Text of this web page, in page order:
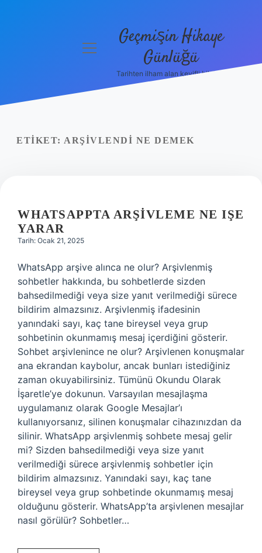
menüyü
Geçmişin Hikaye
Günlüğü
Tarihten ilham alan keyifli bilgiler!
ETIKET: ARŞIVLENDI NE DEMEK
WHATSAPPTA ARŞIVLEME NE IŞE
YARAR
Tarih: Ocak 21, 2025
WhatsApp arşive alınca ne olur? Arşivlenmiş
sohbetler hakkında, bu sohbetlerde sizden
bahsedilmediği veya size yanıt verilmediği sürece
bildirim almazsınız. Arşivlenmiş ifadesinin
yanındaki sayı, kaç tane bireysel veya grup
sohbetinin okunmamış mesaj içerdiğini gösterir.
Sohbet arşivlenince ne olur? Arşivlenen konuşmalar
ana ekrandan kaybolur, ancak bunları istediğiniz
zaman okuyabilirsiniz. Tümünü Okundu Olarak
İşaretle’ye dokunun. Varsayılan mesajlaşma
uygulamanız olarak Google Mesajlar’ı
kullanıyorsanız, silinen konuşmalar cihazınızdan da
silinir. WhatsApp arşivlenmiş sohbete mesaj gelir
mi? Sizden bahsedilmediği veya size yanıt
verilmediği sürece arşivlenmiş sohbetler için
bildirim almazsınız. Yanındaki sayı, kaç tane
bireysel veya grup sohbetinde okunmamış mesaj
olduğunu gösterir. WhatsApp’ta arşivlenen mesajlar
nasıl görülür? Sohbetler…